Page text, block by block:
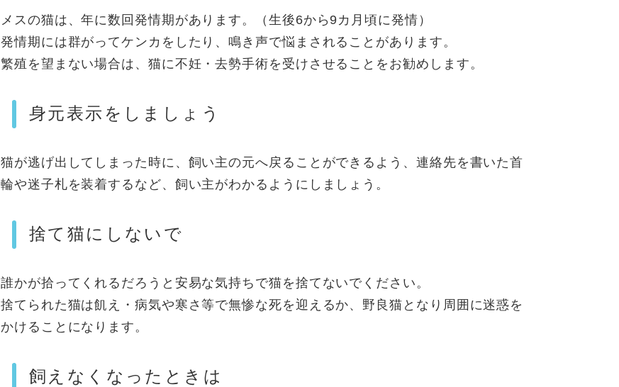
メスの猫は、年に数回発情期があります。（生後6から9カ月頃に発情）
発情期には群がってケンカをしたり、鳴き声で悩まされることがあります。
繁殖を望まない場合は、猫に不妊・去勢手術を受けさせることをお勧めします。
身元表示をしましょう
猫が逃げ出してしまった時に、飼い主の元へ戻ることができるよう、連絡先を書いた首
輪や迷子札を装着するなど、飼い主がわかるようにしましょう。
捨て猫にしないで
誰かが拾ってくれるだろうと安易な気持ちで猫を捨てないでください。
捨てられた猫は飢え・病気や寒さ等で無惨な死を迎えるか、野良猫となり周囲に迷惑を
かけることになります。
飼えなくなったときは